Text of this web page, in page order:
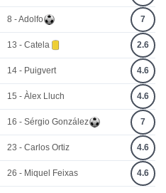
8 - Adolfo 7
13 - Catela 2.6
14 - Puigvert 4.6
15 - Àlex Lluch 4.6
16 - Sérgio González 7
23 - Carlos Ortiz 4.6
26 - Miquel Feixas 4.6